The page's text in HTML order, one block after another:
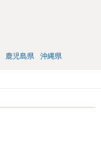
鹿児島県 沖縄県